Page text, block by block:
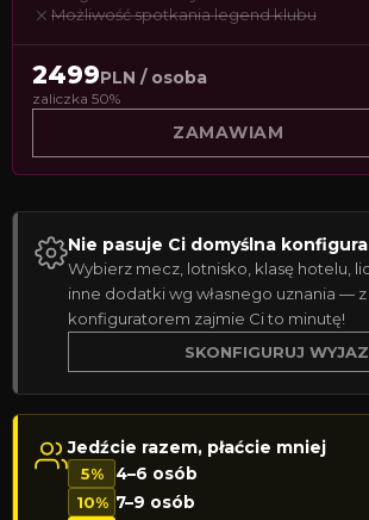
Możliwość spotkania legend klubu
2499PLN / osoba
zaliczka 50%
ZAMAWIAM
Nie pasuje Ci domyślna
Wybierz mecz, lotnisko, klasę hotelu,
inne dodatki wg własnego uznania — z
konfiguratorem zajmie Ci to minutę!
SKONFIGURUJ
Jedźcie razem, płaćcie mniej
5%
4–6 osób
10% 7–9 osób